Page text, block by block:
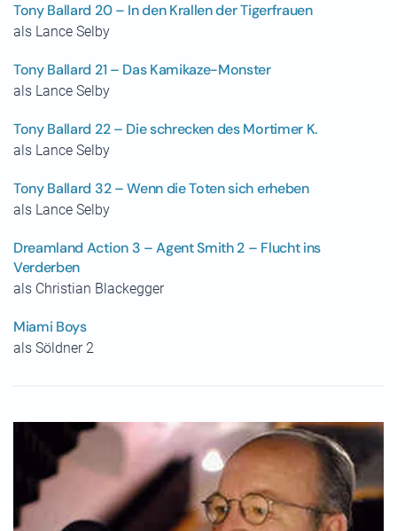
Tony Ballard 20 – In den Krallen der Tigerfrauen
als Lance Selby
Tony Ballard 21 – Das Kamikaze-Monster
als Lance Selby
Tony Ballard 22 – Die schrecken des Mortimer K.
als Lance Selby
Tony Ballard 32 – Wenn die Toten sich erheben
als Lance Selby
Dreamland Action 3 – Agent Smith 2 – Flucht ins
Verderben
als Christian Blackegger
Miami Boys
als Söldner 2